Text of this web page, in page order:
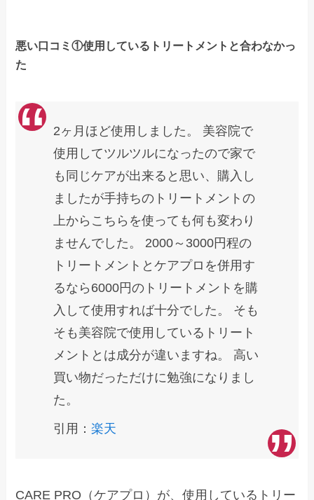
悪い口コミ①使用しているトリートメントと合わなかっ
た
2ヶ月ほど使用しました。 美容院で
使用してツルツルになったので家で
も同じケアが出来ると思い、購入し
ましたが手持ちのトリートメントの
上からこちらを使っても何も変わり
ませんでした。 2000～3000円程の
トリートメントとケアプロを併用す
るなら6000円のトリートメントを購
入して使用すれば十分でした。 そも
そも美容院で使用しているトリート
メントとは成分が違いますね。 高い
買い物だっただけに勉強になりまし
た。
引用：楽天
CARE PRO（ケアプロ）が、使用しているトリー